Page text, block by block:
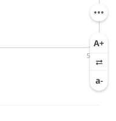
500